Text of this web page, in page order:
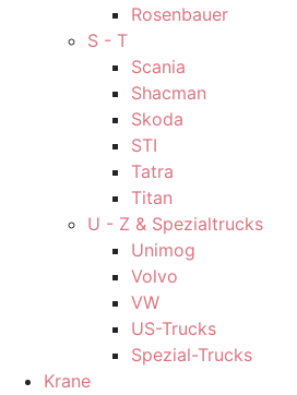
Rosenbauer
S - T
Scania
Shacman
Skoda
STI
Tatra
Titan
U - Z & Spezialtrucks
Unimog
Volvo
VW
US-Trucks
Spezial-Trucks
Krane